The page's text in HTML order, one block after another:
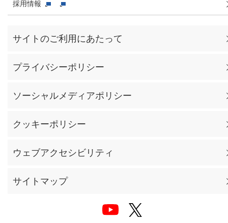
採用情報
サイトのご利用にあたって
プライバシーポリシー
ソーシャルメディアポリシー
クッキーポリシー
ウェブアクセシビリティ
サイトマップ